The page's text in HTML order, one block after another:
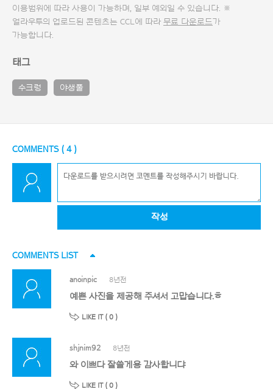
이용범위에 따라 사용이 가능하며, 일부 예외일 수 있습니다. ※
얼라우투의 업로드된 콘텐츠는 CCL에 따라 무료 다운로드가
가능합니다.
태그
수크렁 야생풀
COMMENTS ( 4)
작성
COMMENTS LIST
anoinpic 8년전
예쁜 사진을 제공해 주셔서 고맙습니다.ㅎ
LIKE IT ( 0 )
shjnim92 8년전
와 이쁘다 잘쓸게용 감사합니댜
LIKE IT ( 0 )